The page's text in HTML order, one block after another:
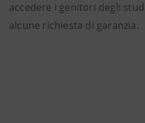
accedere i genitori degli
alcune richiesta di garanzia.